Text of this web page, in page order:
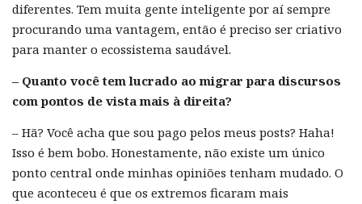
diferentes. Tem muita gente inteligente por aí sempre
procurando uma vantagem, então é preciso ser criativo
para manter o ecossistema saudável.
– Quanto você tem lucrado ao migrar para discursos
com pontos de vista mais à direita?
– Hã? Você acha que sou pago pelos meus posts? Haha!
Isso é bem bobo. Honestamente, não existe um único
ponto central onde minhas opiniões tenham mudado. O
que aconteceu é que os extremos ficaram mais